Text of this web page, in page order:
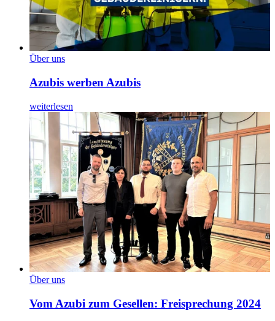
Über uns
Azubis werben Azubis
weiterlesen
Über uns
Vom Azubi zum Gesellen: Freisprechung 2024